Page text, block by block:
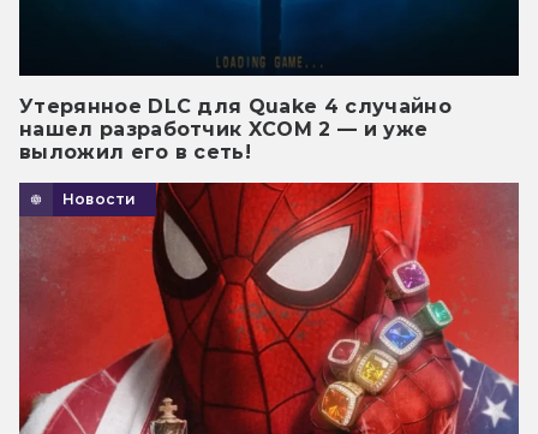
Утерянное DLC для Quake 4 случайно
нашел разработчик XCOM 2 — и уже
выложил его в сеть!
Новости